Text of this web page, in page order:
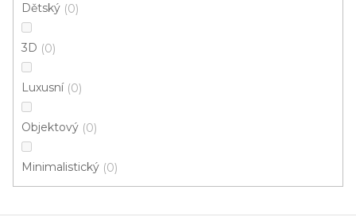
Dětský 0
3D 0
Luxusní 0
Objektový 0
Minimalistický 0